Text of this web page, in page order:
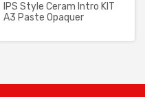
IPS Style Ceram Intro KIT
A3 Paste Opaquer